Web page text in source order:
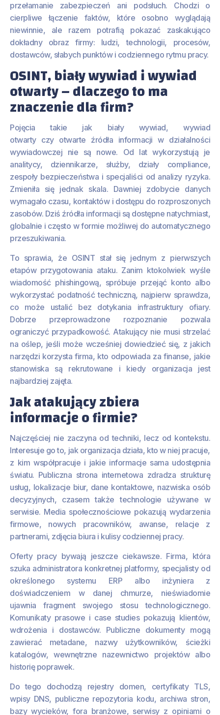
przełamanie zabezpieczeń ani podsłuch. Chodzi o
cierpliwe łączenie faktów, które osobno wyglądają
niewinnie, ale razem potrafią pokazać zaskakująco
dokładny obraz firmy: ludzi, technologii, procesów,
dostawców, słabych punktów i codziennego rytmu pracy.
OSINT, biały wywiad i wywiad
otwarty – dlaczego to ma
znaczenie dla firm?
Pojęcia takie jak biały wywiad, wywiad
otwarty czy otwarte źródła informacji w działalności
wywiadowczej nie są nowe. Od lat wykorzystują je
analitycy, dziennikarze, służby, działy compliance,
zespoły bezpieczeństwa i specjaliści od analizy ryzyka.
Zmieniła się jednak skala. Dawniej zdobycie danych
wymagało czasu, kontaktów i dostępu do rozproszonych
zasobów. Dziś źródła informacji są dostępne natychmiast,
globalnie i często w formie możliwej do automatycznego
przeszukiwania.
To sprawia, że OSINT stał się jednym z pierwszych
etapów przygotowania ataku. Zanim ktokolwiek wyśle
wiadomość phishingową, spróbuje przejąć konto albo
wykorzystać podatność techniczną, najpierw sprawdza,
co może ustalić bez dotykania infrastruktury ofiary.
Dobrze przeprowadzone rozpoznanie pozwala
ograniczyć przypadkowość. Atakujący nie musi strzelać
na oślep, jeśli może wcześniej dowiedzieć się, z jakich
narzędzi korzysta firma, kto odpowiada za finanse, jakie
stanowiska są rekrutowane i kiedy organizacja jest
najbardziej zajęta.
Jak atakujący zbiera
informacje o firmie?
Najczęściej nie zaczyna od techniki, lecz od kontekstu.
Interesuje go to, jak organizacja działa, kto w niej pracuje,
z kim współpracuje i jakie informacje sama udostępnia
światu. Publiczna strona internetowa zdradza strukturę
usług, lokalizacje biur, dane kontaktowe, nazwiska osób
decyzyjnych, czasem także technologie używane w
serwisie. Media społecznościowe pokazują wydarzenia
firmowe, nowych pracowników, awanse, relacje z
partnerami, zdjęcia biura i kulisy codziennej pracy.
Oferty pracy bywają jeszcze ciekawsze. Firma, która
szuka administratora konkretnej platformy, specjalisty od
określonego systemu ERP albo inżyniera z
doświadczeniem w danej chmurze, nieświadomie
ujawnia fragment swojego stosu technologicznego.
Komunikaty prasowe i case studies pokazują klientów,
wdrożenia i dostawców. Publiczne dokumenty mogą
zawierać metadane, nazwy użytkowników, ścieżki
katalogów, wewnętrzne nazewnictwo projektów albo
historię poprawek.
Do tego dochodzą rejestry domen, certyfikaty TLS,
wpisy DNS, publiczne repozytoria kodu, archiwa stron,
bazy wycieków, fora branżowe, serwisy z opiniami o